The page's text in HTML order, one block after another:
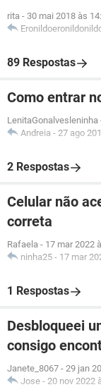
rita - 30 mai 2018 às
89 Respostas
Como entrar
LenitaGonalvesleninha
Andreia - 27 ago
2 Respostas
Celular não
correta
Rafaela - 17 mar 2022
ninha25 - 17 mar
1 Respostas
Desbloqueei
consigo
Janete_8067 - 29 jan
Jose - 20 nov 2022